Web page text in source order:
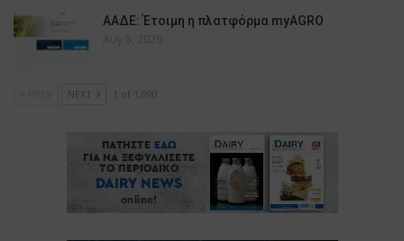
ΑΑΔΕ: Έτοιμη η πλατφόρμα myAGRO
Αυγ 5, 2026
NEXT 1 of 1,090